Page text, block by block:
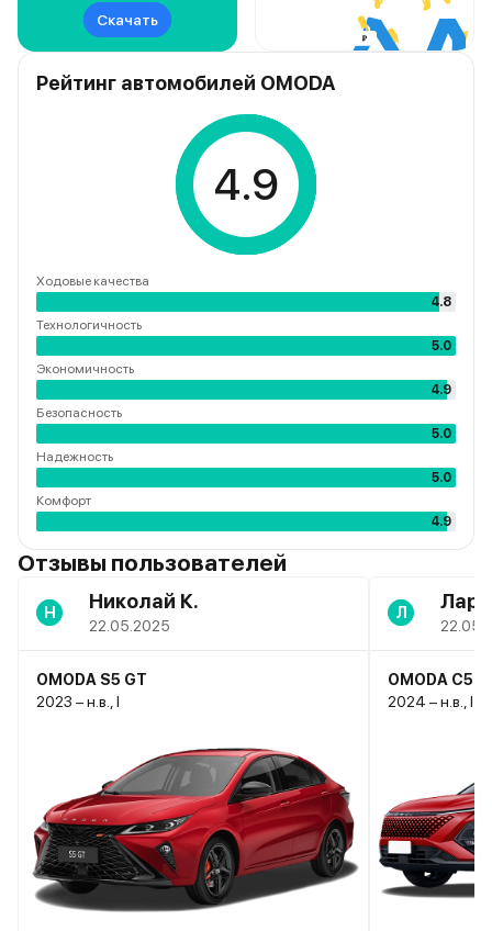
Скачать
Рейтинг автомобилей OMODA
4.9
Ходовые качества
4.8
Технологичность
5.0
Экономичность
4.9
Безопасность
5.0
Надежность
5.0
Комфорт
4.9
Отзывы пользователей
Н Николай К.
22.05.2025
OMODA S5 GT
2023 – н.в., I
Л
OMODA C5
2024 – н.в., I